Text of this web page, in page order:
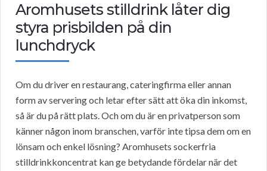
Aromhusets stilldrink låter dig
styra prisbilden på din
lunchdryck
Om du driver en restaurang, cateringfirma eller annan
form av servering och letar efter sätt att öka din inkomst,
så är du på rätt plats. Och om du är en privatperson som
känner någon inom branschen, varför inte tipsa dem om en
lönsam och enkel lösning? Aromhusets sockerfria
stilldrinkkoncentrat kan ge betydande fördelar när det